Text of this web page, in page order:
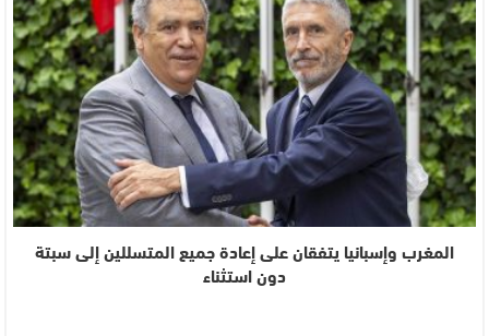
المغرب وإسبانيا يتفقان على إعادة جميع المتسللين إلى سبتة
دون استثناء